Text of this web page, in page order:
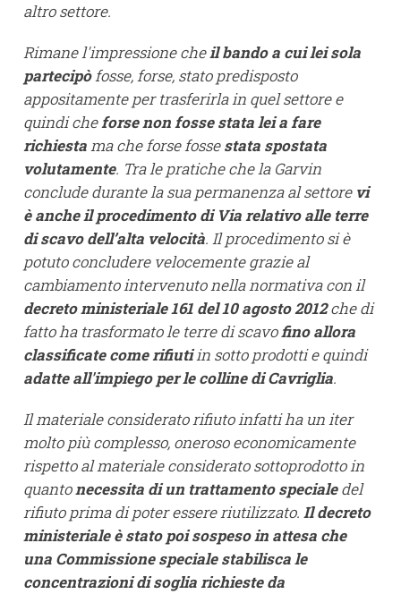
altro settore.
Rimane l'impressione cheil bando a cui lei sola
partecipòfosse, forse, stato predisposto
appositamente per trasferirla in quel settore e
quindi cheforse non fosse stata lei a fare
richiestama che forse fossestata spostata
volutamente. Tra le pratiche che la Garvin
conclude durante la sua permanenza al settorevi
è anche il procedimento di Via relativo alle terre
di scavo dell’alta velocità. Il procedimento si è
potuto concludere velocemente grazie al
cambiamento intervenuto nella normativa con il
decreto ministeriale 161 del 10 agosto 2012che di
fatto ha trasformato le terre di scavofino allora
classificate come rifiutiin sotto prodotti e quindi
adatte all'impiego per le colline di Cavriglia.
Il materiale considerato rifiuto infatti ha un iter
molto più complesso, oneroso economicamente
rispetto al materiale considerato sottoprodotto in
quantonecessita di un trattamento specialedel
rifiuto prima di poter essere riutilizzato. Il decreto
ministeriale è stato poi sospeso in attesa che
una Commissione speciale stabilisca le
concentrazioni di soglia richieste da